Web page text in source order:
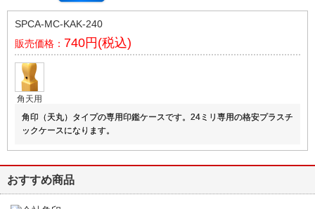
SPCA-MC-KAK-240
販売価格： 740円(税込)
角天用
角印（天丸）タイプの専用印鑑ケースです。24ミリ専用の格安プラスチ
ックケースになります。
おすすめ商品